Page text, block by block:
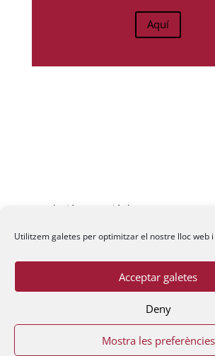
Utilitzem galetes per optimitzar el nostre lloc web
Acceptar galetes
Deny
Mostra les preferències
Aquí
Fundació La Passió d’Esparreguera,